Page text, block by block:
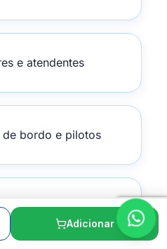
e atendentes
de bordo e pilotos
e chefs
Adicionar